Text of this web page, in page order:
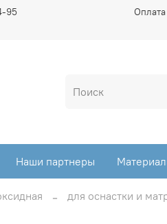
95
Наши партнеры
для оснастки и